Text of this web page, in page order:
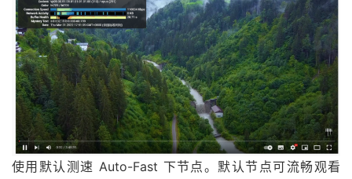
使用默认测速 Auto-Fast 下节点。默认节点可流畅观看